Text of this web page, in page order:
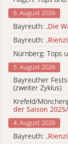
6. August 2026
Bayreuth: „Die
Bayreuth: „Rienzi
Nürnberg: Tops
5. August 2026
Bayreuther
(zweiter Zyklus)
Krefeld/
der Saison
4. August 2026
Bayreuth: „Rienzi